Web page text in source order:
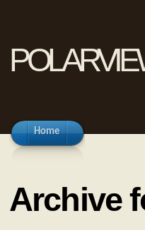
Home
Archive